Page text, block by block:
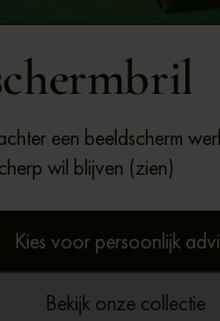
een beeldscherm
wil blijven (zien)
Kies voor persoonlijk
Bekijk onze collectie